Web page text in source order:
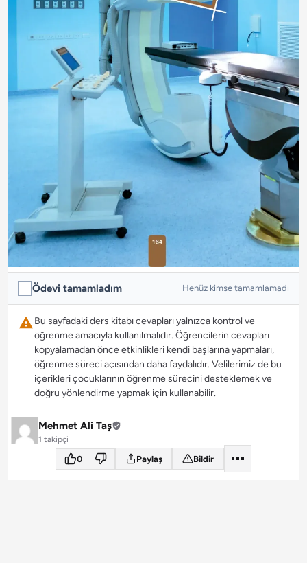
Ödevi tamamladım Henüz kimse tamamlamadı
Bu sayfadaki ders kitabı cevapları yalnızca kontrol ve
öğrenme amacıyla kullanılmalıdır. Öğrencilerin cevapları
kopyalamadan önce etkinlikleri kendi başlarına yapmaları,
öğrenme süreci açısından daha faydalıdır. Velilerimiz de bu
içerikleri çocuklarının öğrenme sürecini desteklemek ve
doğru yönlendirme yapmak için kullanabilir.
Mehmet Ali Taş
1 takipçi
0 Paylaş Bildir